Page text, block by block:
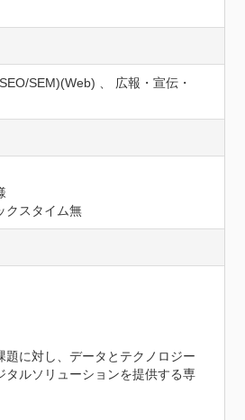
SEM)(Web) 、 広報・宣伝・
クスタイム無
題に対し、データとテクノロジー
タルソリューションを提供する専